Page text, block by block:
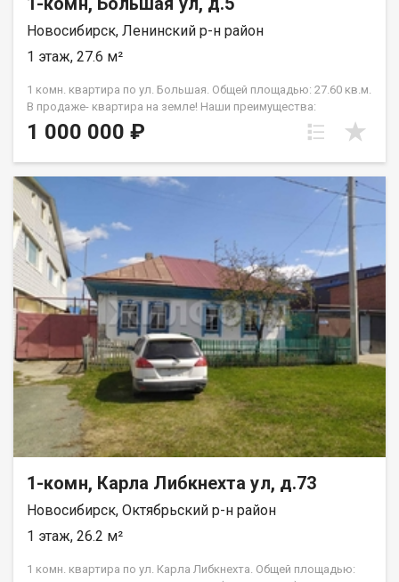
Новосибирск, Ленинский р-н район
1 этаж, 27.6 м²
1 комн. квартира по ул. Большая. Общей площадью: 27.60 кв.м.
В продаже- квартира на земле! Наши преимущества:
отдельный вход, 2 сотки земли рядом с квартирой, низкая
цена коммунальных услуг, всего 8 квартир в доме!
Приглашаем на просмотр в любое удобное для вас время!
Возможен обмен на вашу недвижимость. Возможна продажа
в рассрочку. При звонке, пожалуйста, сообщите номер
варианта - JV001054148263.
1 000 000 ₽
1-комн, Карла Либкнехта ул, д.73
Новосибирск, Октябрьский р-н район
1 этаж, 26.2 м²
1 комн. квартира по ул. Карла Либкнехта. Общей площадью: